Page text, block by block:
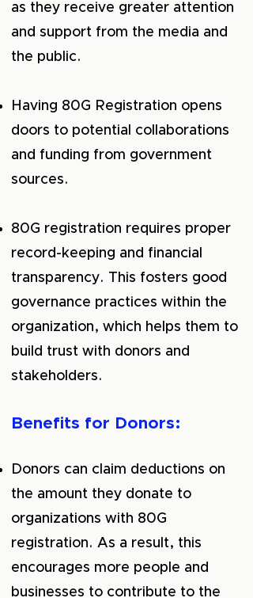
as they receive greater attention
and support from the media and
the public.
Having 80G Registration opens
doors to potential collaborations
and funding from government
sources.
80G registration requires proper
record-keeping and financial
transparency. This fosters good
governance practices within the
organization, which helps them to
build trust with donors and
stakeholders.
Benefits for Donors:
Donors can claim deductions on
the amount they donate to
organizations with 80G
registration. As a result, this
encourages more people and
businesses to contribute to the